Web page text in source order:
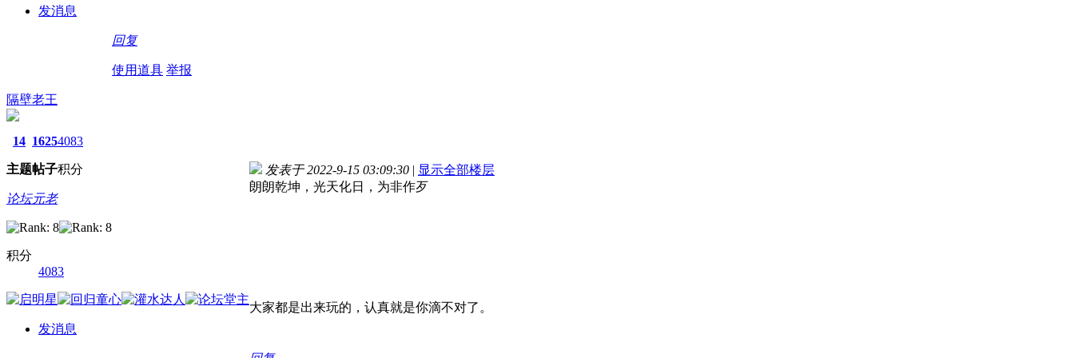
发消息
回复
使用道具 举报
隔壁老王
14
主题
1625
帖子
4083
积分
论坛元老
积分
4083
发消息
发表于 2022-9-15 03:09:30 | 显示全部楼层
朗朗乾坤，光天化日，为非作歹
大家都是出来玩的，认真就是你滴不对了。